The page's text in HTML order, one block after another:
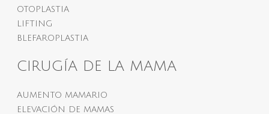
OTOPLASTIA
LIFTING
BLEFAROPLASTIA
CIRUGÍA DE LA MAMA
AUMENTO MAMARIO
ELEVACIÓN DE MAMAS